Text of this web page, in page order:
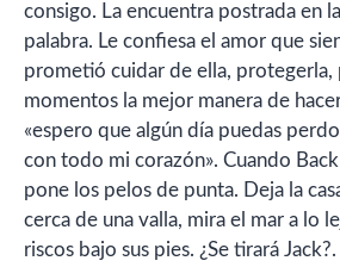
consigo. La encuentra postrada en
palabra. Le confiesa el amor que
prometió cuidar de ella, protegerla,
momentos la mejor manera de
«espero que algún día puedas
con todo mi corazón». Cuando
pone los pelos de punta. Deja la
cerca de una valla, mira el mar a lo
riscos bajo sus pies. ¿Se tirará